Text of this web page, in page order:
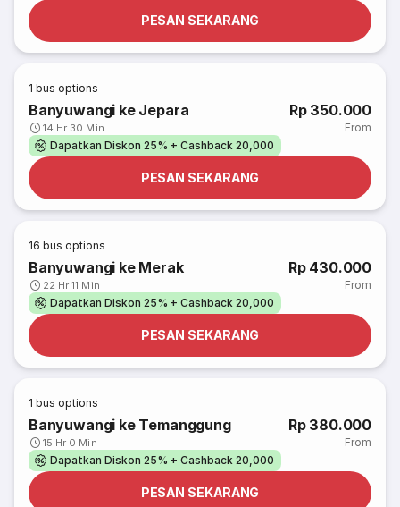
PESAN SEKARANG
1 bus options
Banyuwangi ke Jepara
14 Hr 30 Min
Rp 350.000
From
Dapatkan Diskon 25% + Cashback 20,000
PESAN SEKARANG
16 bus options
Banyuwangi ke Merak
22 Hr 11 Min
Rp 430.000
From
Dapatkan Diskon 25% + Cashback 20,000
PESAN SEKARANG
1 bus options
Banyuwangi ke Temanggung
15 Hr 0 Min
Rp 380.000
From
Dapatkan Diskon 25% + Cashback 20,000
PESAN SEKARANG